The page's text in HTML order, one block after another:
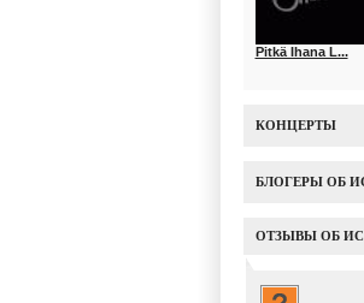
Pitkä Ihana L...
КОНЦЕРТЫ
БЛОГЕРЫ ОБ
ОТЗЫВЫ ОБ